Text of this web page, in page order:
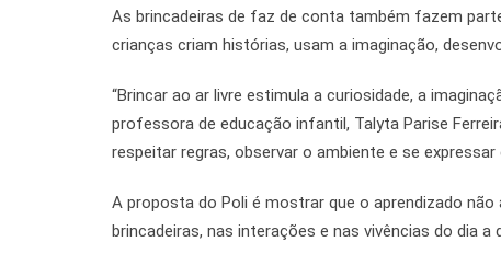
As brincadeiras de faz de conta também fazem
crianças criam histórias, usam a imaginação,
“Brincar ao ar livre estimula a curiosidade, a
professora de educação infantil, Talyta Parise
respeitar regras, observar o ambiente e se expressar
A proposta do Poli é mostrar que o aprendizado
brincadeiras, nas interações e nas vivências do dia